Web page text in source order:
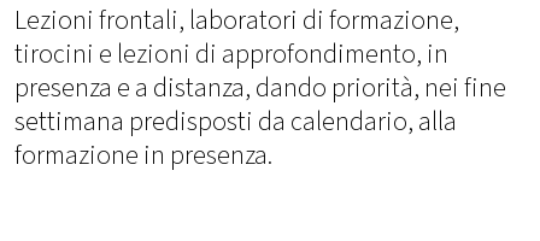
Lezioni frontali, laboratori di formazione,
tirocini e lezioni di approfondimento, in
presenza e a distanza, dando priorità, nei fine
settimana predisposti da calendario, alla
formazione in presenza.